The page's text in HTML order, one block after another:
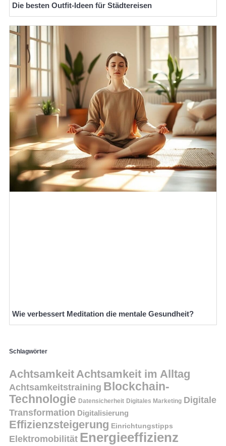
Die besten Outfit-Ideen für Städtereisen
Wie verbessert Meditation die mentale Gesundheit?
Schlagwörter
Achtsamkeit Achtsamkeit im Alltag
Achtsamkeitstraining Blockchain-
Technologie Datensicherheit Digitales Marketing Digitale
Transformation Digitalisierung
Effizienzsteigerung Einrichtungstipps
Elektromobilität Energieeffizienz